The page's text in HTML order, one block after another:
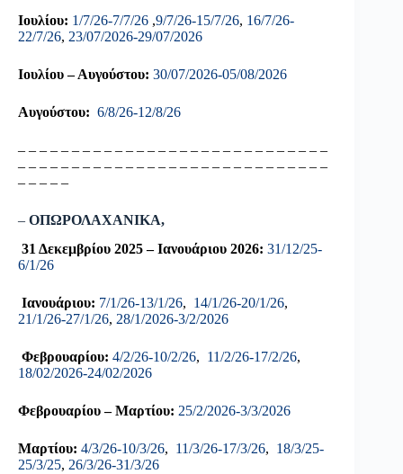
Ιουλίου: 1/7/26-7/7/26 ,9/7/26-15/7/26, 16/7/26-
22/7/26, 23/07/2026-29/07/2026
Ιουλίου – Αυγούστου: 30/07/2026-05/08/2026
Αυγούστου: 6/8/26-12/8/26
– – – – – – – – – – – – – – – – – – – – – – – – – – – – –
– – – – – – – – – – – – – – – – – – – – – – – – – – – – –
– – – – –
– ΟΠΩΡΟΛΑΧΑΝΙΚΑ,
31 Δεκεμβρίου 2025 – Ιανουάριου 2026: 31/12/25-
6/1/26
Ιανουάριου: 7/1/26-13/1/26, 14/1/26-20/1/26,
21/1/26-27/1/26, 28/1/2026-3/2/2026
Φεβρουαρίου: 4/2/26-10/2/26, 11/2/26-17/2/26,
18/02/2026-24/02/2026
Φεβρουαρίου – Μαρτίου: 25/2/2026-3/3/2026
Μαρτίου: 4/3/26-10/3/26, 11/3/26-17/3/26, 18/3/25-
25/3/25, 26/3/26-31/3/26